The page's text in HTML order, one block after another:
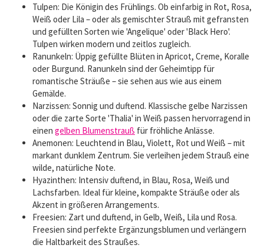
Tulpen: Die Königin des Frühlings. Ob einfarbig in Rot, Rosa,
Weiß oder Lila – oder als gemischter Strauß mit gefransten
und gefüllten Sorten wie 'Angelique' oder 'Black Hero'.
Tulpen wirken modern und zeitlos zugleich.
Ranunkeln: Üppig gefüllte Blüten in Apricot, Creme, Koralle
oder Burgund. Ranunkeln sind der Geheimtipp für
romantische Sträuße – sie sehen aus wie aus einem
Gemälde.
Narzissen: Sonnig und duftend. Klassische gelbe Narzissen
oder die zarte Sorte 'Thalia' in Weiß passen hervorragend in
einen gelben Blumenstrauß für fröhliche Anlässe.
Anemonen: Leuchtend in Blau, Violett, Rot und Weiß – mit
markant dunklem Zentrum. Sie verleihen jedem Strauß eine
wilde, natürliche Note.
Hyazinthen: Intensiv duftend, in Blau, Rosa, Weiß und
Lachsfarben. Ideal für kleine, kompakte Sträuße oder als
Akzent in größeren Arrangements.
Freesien: Zart und duftend, in Gelb, Weiß, Lila und Rosa.
Freesien sind perfekte Ergänzungsblumen und verlängern
die Haltbarkeit des Straußes.